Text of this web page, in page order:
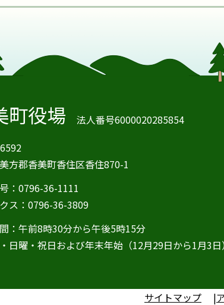
町役場
法人番号6000020285854
方郡香美町香住区香住870-1
：0796-36-1111
ス：0796-36-3809
：午前8時30分から午後5時15分
・日曜・祝日および年末年始（12月29日から1月3日
サイトマップ